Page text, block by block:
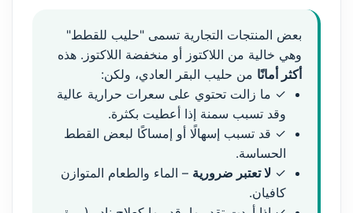
بعض المنتجات التجارية تسمى "حليب للقطط"
وهي خالية من اللاكتوز أو منخفضة اللاكتوز. هذه
أكثر أمانًا من حليب البقر العادي، ولكن:
✓ ما زالت تحتوي على سعرات حرارية عالية
وقد تسبب سمنة إذا أعطيت بكثرة.
✓ قد تسبب إسهالًا أو إمساكًا لبعض القطط
الحساسة.
✓ لا تعتبر ضرورية – الماء والطعام المتوازن
كافيان.